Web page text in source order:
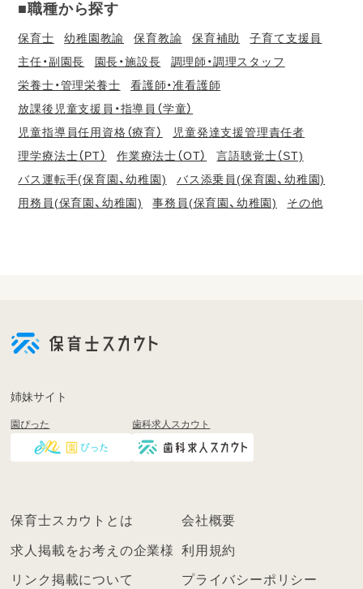
■職種から探す
保育士 幼稚園教諭 保育教諭 保育補助
子育て支援員
主任・副園長
園長・施設長
調理師・調理スタッフ
栄養士・管理栄養士
看護師・准看護師
放課後児童支援員・指導員（学童）
児童指導員任用資格（療育）
児童発達支援管理責任者
理学療法士（PT）
作業療法士（OT）
言語聴覚士（ST)
バス運転手(保育園、幼稚園)
バス添乗員(保育園、幼稚園)
用務員(保育園、幼稚園)
事務員(保育園、幼稚園) その他
登
く
ン
姉妹サイト
園ぴった 歯科求人スカウト
保育士スカウトとは 会社概要
求人掲載をお考えの企業様 利用規約
リンク掲載について プライバシーポリシー